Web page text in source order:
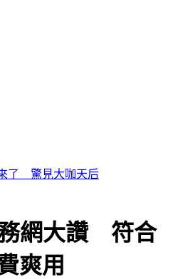
預測 8地區達停班停課標準
網大讚 符合
爽用